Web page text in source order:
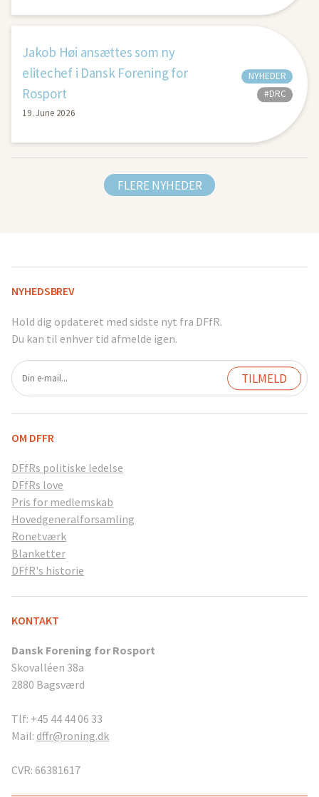
Jakob Høi ansættes som ny
elitechef i Dansk Forening for
Rosport
19. June 2026
NYHEDER
#DRC
FLERE NYHEDER
NYHEDSBREV
Hold dig opdateret med sidste nyt fra DFfR.
Du kan til enhver tid afmelde igen.
OM DFFR
DFfRs politiske ledelse
DFfRs love
Pris for medlemskab
Hovedgeneralforsamling
Ronetværk
Blanketter
DFfR's historie
KONTAKT
Dansk Forening for Rosport
Skovalléen 38a
2880 Bagsværd
Tlf: +45 44 44 06 33
Mail: dffr@roning.dk
CVR: 66381617